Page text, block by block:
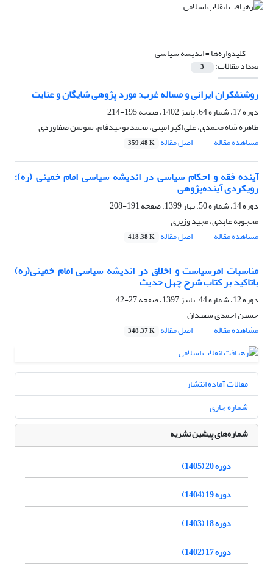
کلیدواژه‌ها =اندیشه سیاسی
تعداد مقالات: 3
روشنفکران ایرانی و مساله غرب: مورد پژوهی شایگان و عنایت
دوره 17، شماره 64، پاییز 1402، صفحه
195-214
طاهره شاه محمدی، علی اکبر امینی، محمد توحیدفام، سوسن صفاوردی
مشاهده مقاله
اصل مقاله 359.48 K
آینده فقه و احکام سیاسی در اندیشه سیاسی امام خمینی (ره)؛
رویکردی آینده‌پژوهی
دوره 14، شماره 50، بهار 1399، صفحه
191-208
محجوبه عابدی، مجید وزیری
مشاهده مقاله
اصل مقاله 418.38 K
مناسبات امرسیاست و اخلاق در اندیشه سیاسی امام خمینی(ره)
باتاکید بر کتاب شرح چهل حدیث
دوره 12، شماره 44، پاییز 1397، صفحه
27-42
حسین احمدی سفیدان
مشاهده مقاله
اصل مقاله 348.37 K
مقالات آماده انتشار
شماره جاری
شماره‌های پیشین نشریه
دوره 20 (1405)
دوره 19 (1404)
دوره 18 (1403)
دوره 17 (1402)